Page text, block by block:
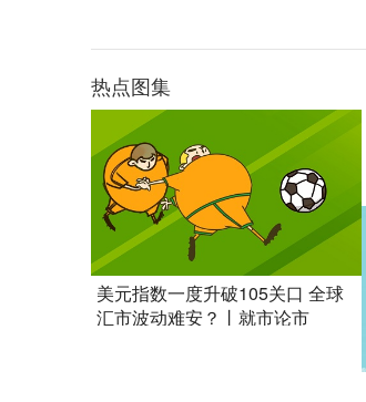
热点图集
美元指数一度升破105关口 全球
汇市波动难安？丨就市论市